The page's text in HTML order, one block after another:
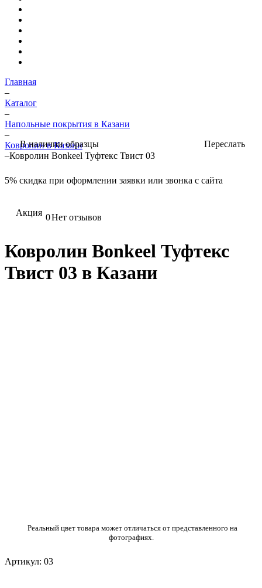
Главная
–
Каталог
–
Напольные покрытия в Казани
–
Ковролин в Казани
–Ковролин Bonkeel Туфтекс Твист 03
5% скидка при оформлении заявки или звонка с сайта
Акция 0Нет отзывов
Ковролин Bonkeel Туфтекс
Твист 03 в Казани
Реальный цвет товара может отличаться от представленного на
фотографиях.
Артикул: 03
В наличии образцы Переслать